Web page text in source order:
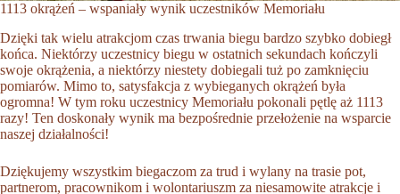
1113 okrążeń – wspaniały wynik uczestników Memoriału
Dzięki tak wielu atrakcjom czas trwania biegu bardzo szybko dobiegł
końca. Niektórzy uczestnicy biegu w ostatnich sekundach kończyli
swoje okrążenia, a niektórzy niestety dobiegali tuż po zamknięciu
pomiarów. Mimo to, satysfakcja z wybieganych okrążeń była
ogromna! W tym roku uczestnicy Memoriału pokonali pętlę aż 1113
razy! Ten doskonały wynik ma bezpośrednie przełożenie na wsparcie
naszej działalności!
Dziękujemy wszystkim biegaczom za trud i wylany na trasie pot,
partnerom, pracownikom i wolontariuszm za niesamowite atrakcje i